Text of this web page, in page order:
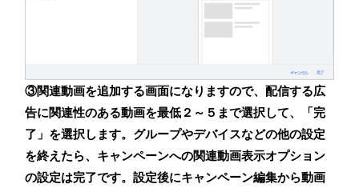
③関連動画を追加する画面になりますので、配信する広
告に関連性のある動画を最低２～５まで選択して、「完
了」を選択します。グループやデバイスなどの他の設定
を終えたら、キャンペーンへの関連動画表示オプション
の設定は完了です。設定後にキャンペーン編集から動画